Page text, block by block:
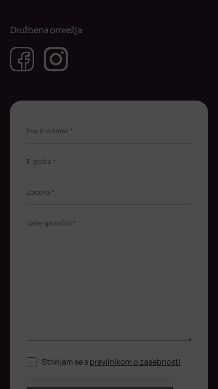
Družbena omrežja
Facebook
Instagram
Ime in priimek *
E-pošta *
Zadeva *
Vaše sporočilo *
Strinjam se spravilnikom o zasebnosti
ReCaptcha